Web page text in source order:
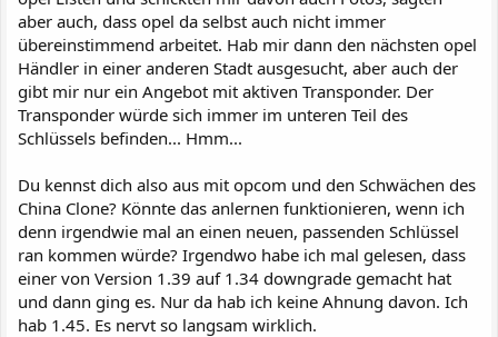
aber auch, dass opel da selbst auch nicht immer
übereinstimmend arbeitet. Hab mir dann den nächsten opel
Händler in einer anderen Stadt ausgesucht, aber auch der
gibt mir nur ein Angebot mit aktiven Transponder. Der
Transponder würde sich immer im unteren Teil des
Schlüssels befinden... Hmm...
Du kennst dich also aus mit opcom und den Schwächen des
China Clone? Könnte das anlernen funktionieren, wenn ich
denn irgendwie mal an einen neuen, passenden Schlüssel
ran kommen würde? Irgendwo habe ich mal gelesen, dass
einer von Version 1.39 auf 1.34 downgrade gemacht hat
und dann ging es. Nur da hab ich keine Ahnung davon. Ich
hab 1.45. Es nervt so langsam wirklich.